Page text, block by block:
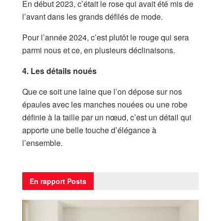
En début 2023, c’était le rose qui avait été mis de
l’avant dans les grands défilés de mode.
Pour l’année 2024, c’est plutôt le rouge qui sera
parmi nous et ce, en plusieurs déclinaisons.
4. Les détails noués
Que ce soit une laine que l’on dépose sur nos
épaules avec les manches nouées ou une robe
définie à la taille par un nœud, c’est un détail qui
apporte une belle touche d’élégance à
l’ensemble.
En rapport Posts